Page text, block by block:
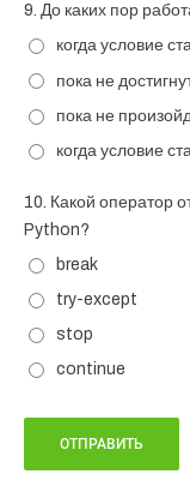
9. До каких пор
когда условие
пока не
пока не
когда условие
10. Какой оператор
Python?
break
try-except
stop
continue